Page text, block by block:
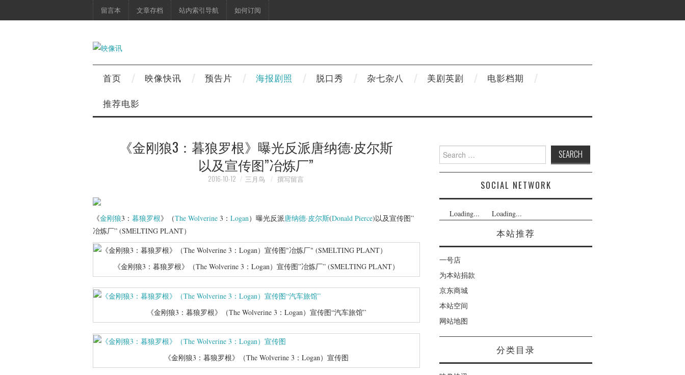
留言本 文章存档 站内索引导航 如何订阅
首页 映像快讯 预告片 海报剧照 脱口秀 杂七杂八 美剧英剧
电影档期
推荐电影
《金刚狼3：暮狼罗根》曝光反派唐纳德·皮尔斯
以及宣传图”冶炼厂”
2016-10-12 三月鸟 撰写留言
《金刚狼3： 暮狼罗根》（The Wolverine 3： Logan）曝光反派唐纳德·皮尔斯(Donald Pierce)以及宣传图”
冶炼厂” (SMELTING PLANT）
《金刚狼3：暮狼罗根》（The Wolverine 3：Logan）宣传图”冶炼厂” (SMELTING PLANT）
《金刚狼3：暮狼罗根》（The Wolverine 3：Logan）宣传图“汽车旅馆”
《金刚狼3：暮狼罗根》（The Wolverine 3：Logan）宣传图
Search
for:
SOCIAL NETWORK
Loading... Loading...
本站推荐
一号店
为本站捐款
京东商城
本站空间
网站地图
分类目录